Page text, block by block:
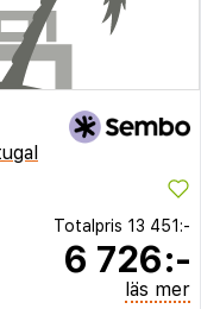
Totalpris 13 451:-
6 726:-
läs mer